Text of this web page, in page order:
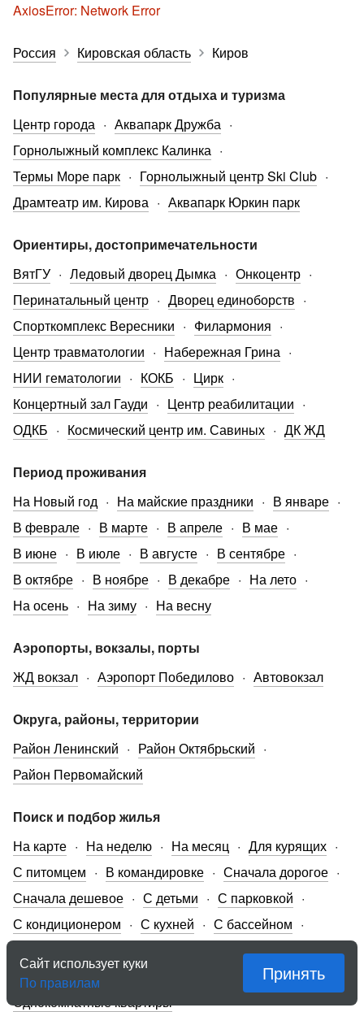
AxiosError: Network Error
Россия Кировская область Киров
Популярные места для отдыха и туризма
Центр города
Аквапарк Дружба
Горнолыжный комплекс Калинка
Термы Море парк
Горнолыжный центр Ski Club
Драмтеатр им. Кирова
Аквапарк Юркин парк
Ориентиры, достопримечательности
ВятГУ
Ледовый дворец Дымка
Онкоцентр
Перинатальный центр
Дворец единоборств
Спорткомплекс Вересники
Филармония
Центр травматологии
Набережная Грина
НИИ гематологии
КОКБ
Цирк
Концертный зал Гауди
Центр реабилитации
ОДКБ
Космический центр им. Савиных ДК ЖД
Период проживания
На Новый год
На майские праздники
В январе
В феврале
В марте В апреле
В мае
В июне
В июле В августе
В сентябре
В октябре
В ноябре В декабре
На лето
На осень
На зиму На весну
Аэропорты, вокзалы, порты
ЖД вокзал
Аэропорт Победилово Автовокзал
Округа, районы, территории
Район Ленинский
Район Октябрьский
Район Первомайский
Поиск и подбор жилья
На карте
На неделю На месяц
Для курящих
С питомцем
В командировке
Сначала дорогое
Сначала дешевое
С детьми
С парковкой
С кондиционером
С кухней
С бассейном
Для троих
Для четверых
Для пятерых
Для шестерых
Однокомнатные квартиры
Сайт использует куки
По правилам
Принять